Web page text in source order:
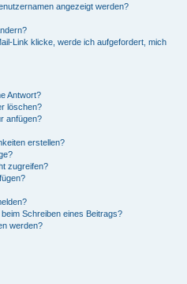
angezeigt werden?
Link klicke, werde ich aufgefordert, mich
Antwort?
löschen?
anfügen?
erstellen?
zugreifen?
Schreiben eines Beitrags?
werden?